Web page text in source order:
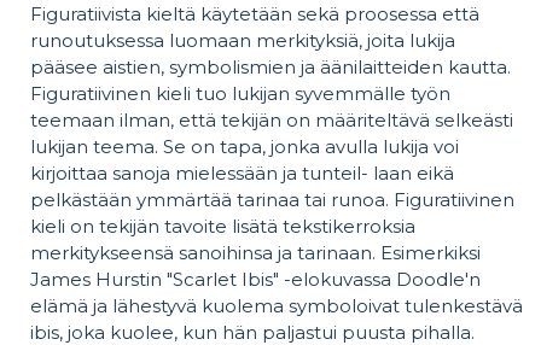
Figuratiivista kieltä käytetään sekä proosessa että
runoutuksessa luomaan merkityksiä, joita lukija
pääsee aistien, symbolismien ja äänilaitteiden kautta.
Figuratiivinen kieli tuo lukijan syvemmälle työn
teemaan ilman, että tekijän on määriteltävä selkeästi
lukijan teema. Se on tapa, jonka avulla lukija voi
kirjoittaa sanoja mielessään ja tunteil- laan eikä
pelkästään ymmärtää tarinaa tai runoa. Figuratiivinen
kieli on tekijän tavoite lisätä tekstikerroksia
merkitykseensä sanoihinsa ja tarinaan. Esimerkiksi
James Hurstin "Scarlet Ibis" -elokuvassa Doodle'n
elämä ja lähestyvä kuolema symboloivat tulenkestävä
ibis, joka kuolee, kun hän paljastui puusta pihalla.